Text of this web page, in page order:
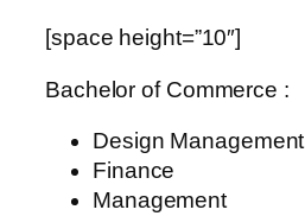
[space height=”10″]
Bachelor of Commerce :
Design Management
Finance
Management